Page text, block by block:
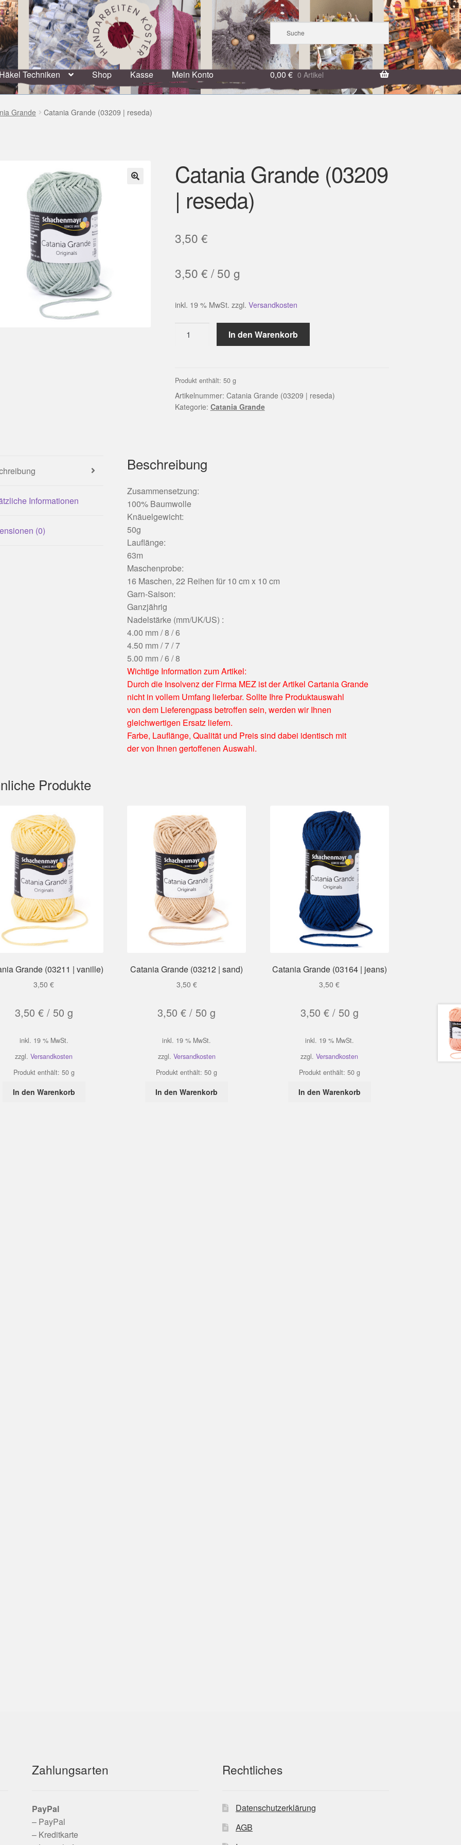
Häkel Techniken Shop Kasse Mein Konto 0,00 € 0 Artikel
Grande Catania Grande (03209 | reseda)
Catania Grande (03209
| reseda)
3,50 €
3,50 € /50 g
inkl. 19 % MwSt. zzgl. Versandkosten
Grande
reseda)
Menge
In den Warenkorb
Produkt enthält: 50 g
Artikelnummer: Catania Grande (03209 | reseda)
Kategorie: Catania Grande
Informationen
(0)
Beschreibung
Zusammensetzung:
100% Baumwolle
Knäuelgewicht:
50g
Lauflänge:
63m
Maschenprobe:
16 Maschen, 22 Reihen für 10 cm x 10 cm
Garn-Saison:
Ganzjährig
Nadelstärke (mm/UK/US) :
4.00 mm / 8 / 6
4.50 mm / 7 / 7
5.00 mm / 6 / 8
Wichtige Information zum Artikel:
Durch die Insolvenz der Firma MEZ ist der Artikel Cartania Grande
nicht in vollem Umfang lieferbar. Sollte Ihre Produktauswahl
von dem Lieferengpass betroffen sein, werden wir Ihnen
gleichwertigen Ersatz liefern.
Farbe, Lauflänge, Qualität und Preis sind dabei identisch mit
der von Ihnen gertoffenen Auswahl.
Produkte
Grande (03211 | vanille)
3,50€
3,50 €/ 50 g
inkl. 19 % MwSt.
zzgl.Versandkosten
Produkt enthält: 50 g
In den Warenkorb
Catania Grande (03212 | sand)
3,50 €
3,50€ / 50 g
inkl. 19 % MwSt.
zzgl. Versandkosten
Produkt enthält: 50g
In den Warenkorb
Catania Grande (03164 | jeans)
3,50€
3,50 €/ 50 g
inkl. 19 % MwSt.
zzgl.Versandkosten
Produkt enthält: 50 g
In den Warenkorb
Zahlungsarten
PayPal
– PayPal
– Kreditkarte
Rechtliches
Datenschutzerklärung
AGB